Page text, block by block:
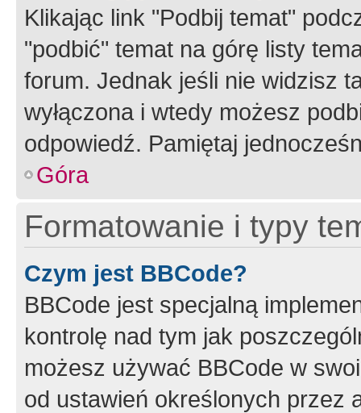
Klikając link "Podbij temat"
"podbić" temat na górę listy
forum. Jednak jeśli nie widzisz
wyłączona i wtedy możesz
odpowiedź. Pamiętaj
Góra
Formatowanie i typy
Czym jest BBCode?
BBCode jest specjalną
kontrolę nad tym jak
możesz używać BBCode w
od ustawień określonych przez